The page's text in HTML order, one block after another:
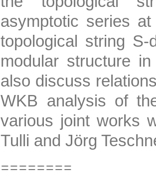
asymptotic series
topological string
modular structure
also discuss
WKB analysis of
various joint works
Tulli and Jörg
========